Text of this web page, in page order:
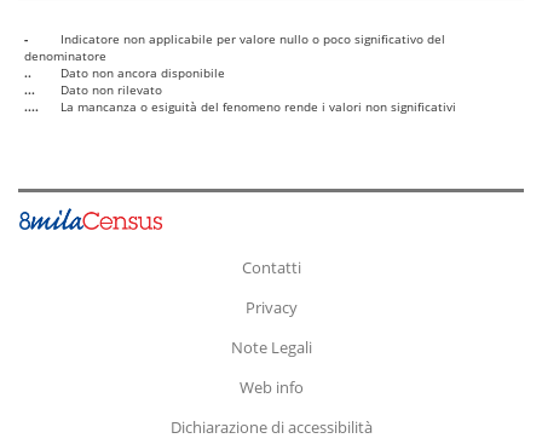
-
Indicatore non applicabile per valore nullo o poco significativo del
denominatore
..
Dato non ancora disponibile
...
Dato non rilevato
....
La mancanza o esiguità del fenomeno rende i valori non significativi
Contatti
Privacy
Note Legali
Web info
Dichiarazione di accessibilità